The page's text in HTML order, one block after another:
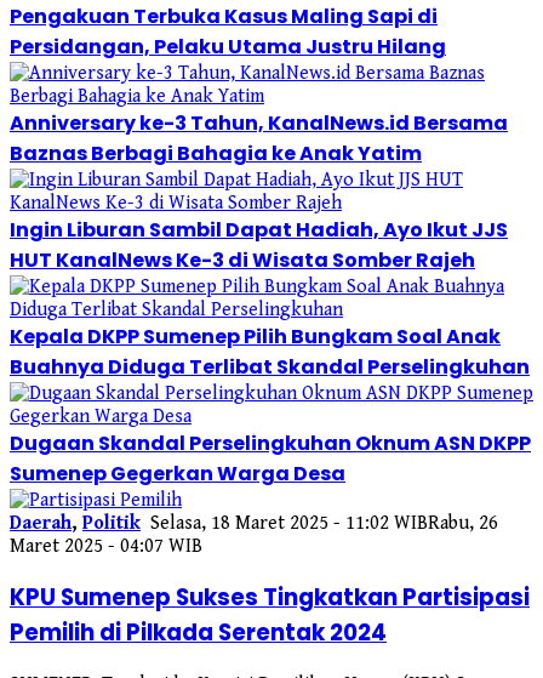
Pengakuan Terbuka Kasus Maling Sapi di
Persidangan, Pelaku Utama Justru Hilang
Anniversary ke-3 Tahun, KanalNews.id Bersama
Baznas Berbagi Bahagia ke Anak Yatim
Ingin Liburan Sambil Dapat Hadiah, Ayo Ikut JJS
HUT KanalNews Ke-3 di Wisata Somber Rajeh
Kepala DKPP Sumenep Pilih Bungkam Soal Anak
Buahnya Diduga Terlibat Skandal Perselingkuhan
Dugaan Skandal Perselingkuhan Oknum ASN DKPP
Sumenep Gegerkan Warga Desa
Daerah, Politik Selasa, 18 Maret 2025 - 11:02 WIBRabu, 26
Maret 2025 - 04:07 WIB
KPU Sumenep Sukses Tingkatkan Partisipasi
Pemilih di Pilkada Serentak 2024